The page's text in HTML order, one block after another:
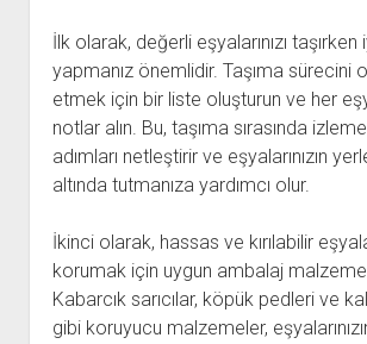
İlk olarak, değerli eşyalarınızı taşırken
yapmanız önemlidir. Taşıma sürecini
etmek için bir liste oluşturun ve her
notlar alın. Bu, taşıma sırasında
adımları netleştirir ve eşyalarınızın
altında tutmanıza yardımcı olur.
İkinci olarak, hassas ve kırılabilir
korumak için uygun ambalaj
Kabarcık sarıcılar, köpük pedleri ve
gibi koruyucu malzemeler,